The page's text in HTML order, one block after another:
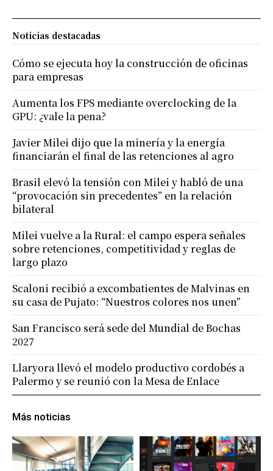
Más noticias
Noticias destacadas
Cómo se ejecuta hoy la construcción de oficinas
para empresas
Aumenta los FPS mediante overclocking de la
GPU: ¿vale la pena?
Javier Milei dijo que la minería y la energía
financiarán el final de las retenciones al agro
Brasil elevó la tensión con Milei y habló de una
“provocación sin precedentes” en la relación
bilateral
Milei vuelve a la Rural: el campo espera señales
sobre retenciones, competitividad y reglas de
largo plazo
Scaloni recibió a excombatientes de Malvinas en
su casa de Pujato: “Nuestros colores nos unen”
San Francisco será sede del Mundial de Bochas
2027
Llaryora llevó el modelo productivo cordobés a
Palermo y se reunió con la Mesa de Enlace